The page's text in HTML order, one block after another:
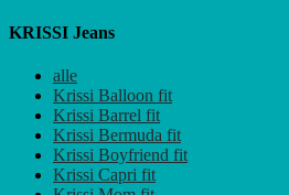
KRISSI Jeans
alle
Krissi Balloon fit
Krissi Barrel fit
Krissi Bermuda fit
Krissi Boyfriend fit
Krissi Capri fit